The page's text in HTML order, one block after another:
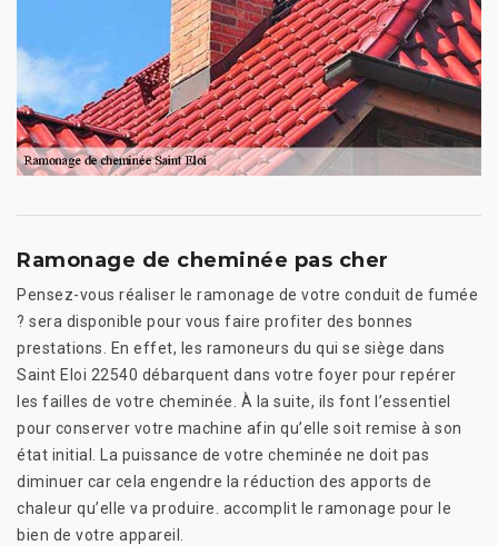
Ramonage de cheminée pas cher
Pensez-vous réaliser le ramonage de votre conduit de fumée
? sera disponible pour vous faire profiter des bonnes
prestations. En effet, les ramoneurs du qui se siège dans
Saint Eloi 22540 débarquent dans votre foyer pour repérer
les failles de votre cheminée. À la suite, ils font l’essentiel
pour conserver votre machine afin qu’elle soit remise à son
état initial. La puissance de votre cheminée ne doit pas
diminuer car cela engendre la réduction des apports de
chaleur qu’elle va produire. accomplit le ramonage pour le
bien de votre appareil.